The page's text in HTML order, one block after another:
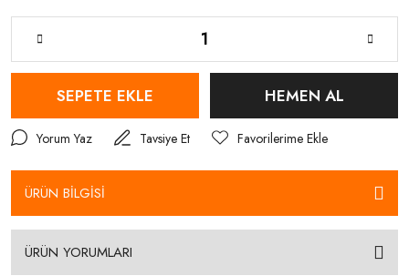
SEPETE EKLE HEMEN AL
Yorum Yaz Tavsiye Et
ÜRÜN BİLGİSİ
ÜRÜN YORUMLARI